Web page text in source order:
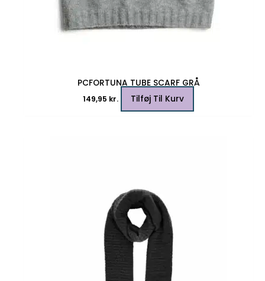
PCFORTUNA TUBE SCARF GRÅ
149,95 kr. Tilføj Til Kurv